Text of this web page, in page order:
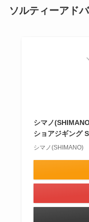
ソルティーアド
シマノ
ショアジギング
シマノ(SHIMANO)